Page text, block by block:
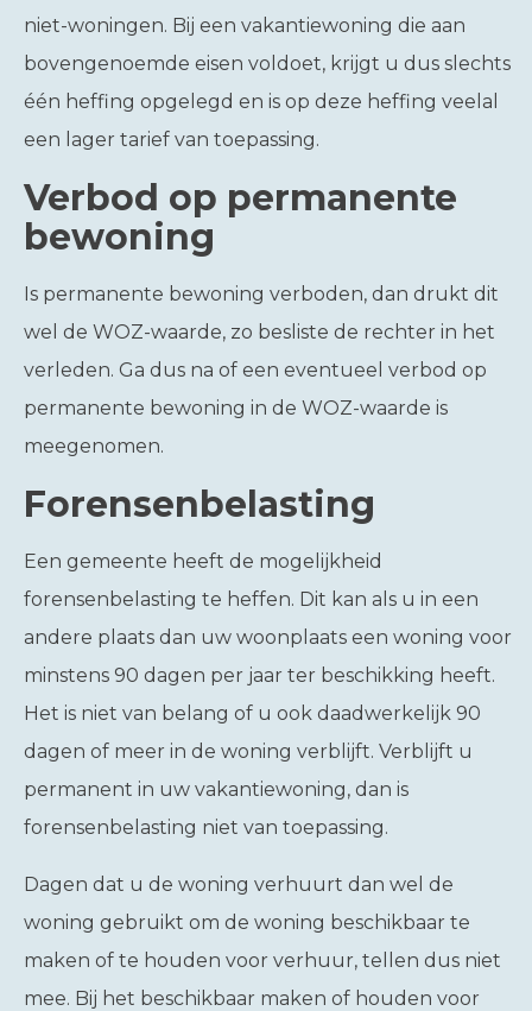
niet-woningen. Bij een vakantiewoning die aan
bovengenoemde eisen voldoet, krijgt u dus slechts
één heffing opgelegd en is op deze heffing veelal
een lager tarief van toepassing.
Verbod op permanente
bewoning
Is permanente bewoning verboden, dan drukt dit
wel de WOZ-waarde, zo besliste de rechter in het
verleden. Ga dus na of een eventueel verbod op
permanente bewoning in de WOZ-waarde is
meegenomen.
Forensenbelasting
Een gemeente heeft de mogelijkheid
forensenbelasting te heffen. Dit kan als u in een
andere plaats dan uw woonplaats een woning voor
minstens 90 dagen per jaar ter beschikking heeft.
Het is niet van belang of u ook daadwerkelijk 90
dagen of meer in de woning verblijft. Verblijft u
permanent in uw vakantiewoning, dan is
forensenbelasting niet van toepassing.
Dagen dat u de woning verhuurt dan wel de
woning gebruikt om de woning beschikbaar te
maken of te houden voor verhuur, tellen dus niet
mee. Bij het beschikbaar maken of houden voor